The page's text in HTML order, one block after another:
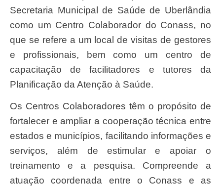
Secretaria Municipal de Saúde de Uberlândia
como um Centro Colaborador do Conass, no
que se refere a um local de visitas de gestores
e profissionais, bem como um centro de
capacitação de facilitadores e tutores da
Planificação da Atenção à Saúde.
Os Centros Colaboradores têm o propósito de
fortalecer e ampliar a cooperação técnica entre
estados e municípios, facilitando informações e
serviços, além de estimular e apoiar o
treinamento e a pesquisa. Compreende a
atuação coordenada entre o Conass e as